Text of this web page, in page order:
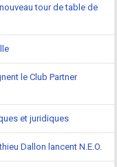
tour de table de
le Club Partner
et juridiques
Dallon lancent N.E.O.